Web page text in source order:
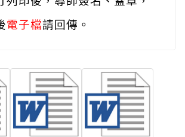
電子檔請回傳。